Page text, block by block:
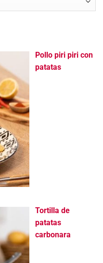
Pollo piri piri con
patatas
Tortilla de
patatas
carbonara